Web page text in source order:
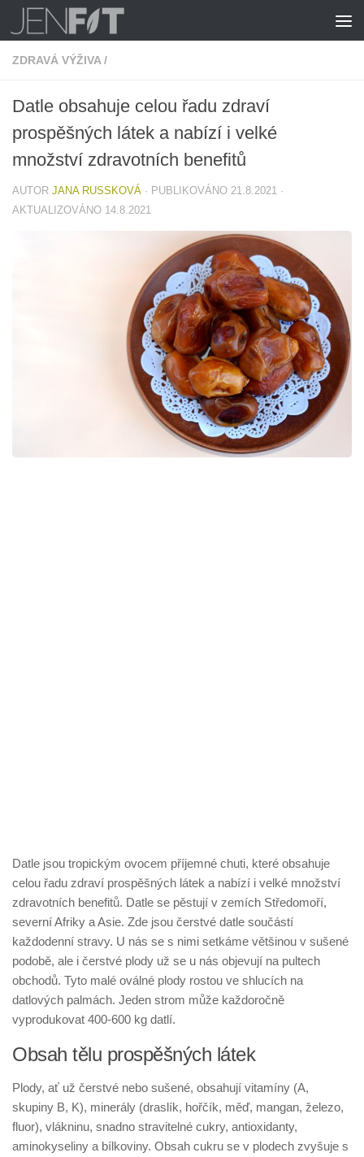
Skip to content
ZDRAVÁ VÝŽIVA /
Datle obsahuje celou řadu zdraví
prospěšných látek a nabízí i velké
množství zdravotních benefitů
AUTOR JANA RUSSKOVÁ · PUBLIKOVÁNO 21.8.2021 ·
AKTUALIZOVÁNO 14.8.2021
Datle jsou tropickým ovocem příjemné chuti, které obsahuje
celou řadu zdraví prospěšných látek a nabízí i velké množství
zdravotních benefitů. Datle se pěstují v zemích Středomoří,
severní Afriky a Asie. Zde jsou čerstvé datle součástí
každodenní stravy. U nás se s nimi setkáme většinou v sušené
podobě, ale i čerstvé plody už se u nás objevují na pultech
obchodů. Tyto malé oválné plody rostou ve shlucích na
datlových palmách. Jeden strom může každoročně
vyprodukovat 400-600 kg datlí.
Obsah tělu prospěšných látek
Plody, ať už čerstvé nebo sušené, obsahují vitamíny (A,
skupiny B, K), minerály (draslík, hořčík, měď, mangan, železo,
fluor), vlákninu, snadno stravitelné cukry, antioxidanty,
aminokyseliny a bílkoviny. Obsah cukru se v plodech zvyšuje s